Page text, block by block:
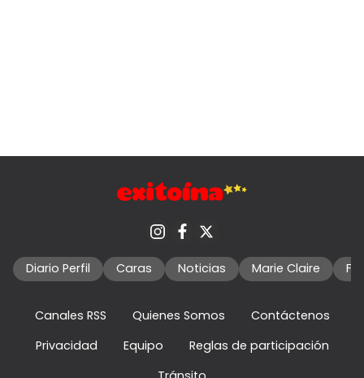
Diario Perfil Caras Noticias Marie Claire
Canales RSS Quienes Somos
Contáctenos
Privacidad
Equipo
Reglas de participación